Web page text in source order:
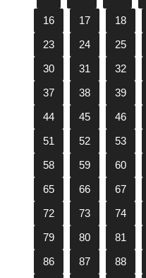
16
17 18
23
24 25
30
31 32
37
38 39
44
45 46
51
52 53
58
59 60
65
66 67
72
73 74
79
80 81
86
87 88